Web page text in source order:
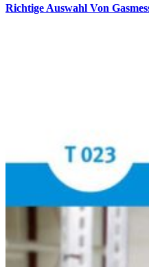
Richtige Auswahl Von